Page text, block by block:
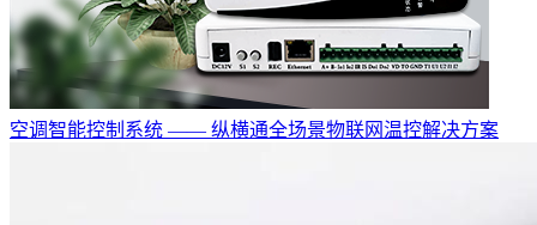
空调智能控制系统 —— 纵横通全场景物联网温控解决方案